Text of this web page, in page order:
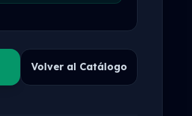
Volver al Catálogo